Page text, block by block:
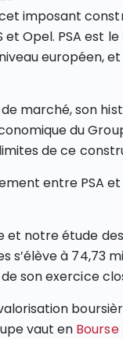
imposant
Opel. PSA est
européen,
marché, son
du
de ce
entre PSA
et notre étude
s’élève à 74,73
son exercice
vaut en Bourse